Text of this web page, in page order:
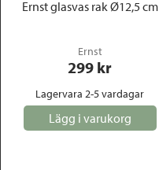
Ernst glasvas rak Ø12,5 cm
Ernst
299 kr
Lagervara 2-5 vardagar
Lägg i varukorg